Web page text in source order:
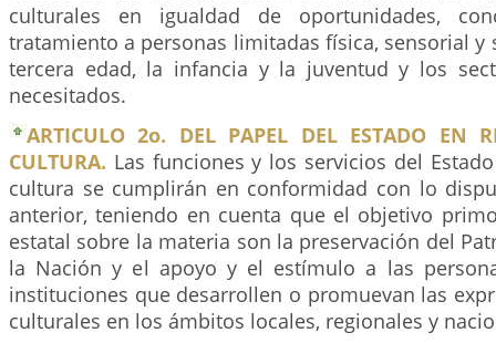
culturales en igualdad de oportunidades,
tratamiento a personas limitadas física, sensorial y
tercera edad, la infancia y la juventud y los
necesitados.
ARTICULO 2o. DEL PAPEL DEL ESTADO EN
CULTURA. Las funciones y los servicios del
cultura se cumplirán en conformidad con lo
anterior, teniendo en cuenta que el objetivo
estatal sobre la materia son la preservación del
la Nación y el apoyo y el estímulo a las
instituciones que desarrollen o promuevan las
culturales en los ámbitos locales, regionales y